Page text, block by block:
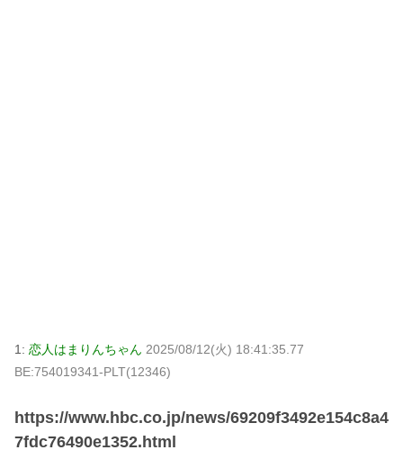
1: 恋人はまりんちゃん 2025/08/12(火) 18:41:35.77
BE:754019341-PLT(12346)
https://www.hbc.co.jp/news/69209f3492e154c8a4
7fdc76490e1352.html